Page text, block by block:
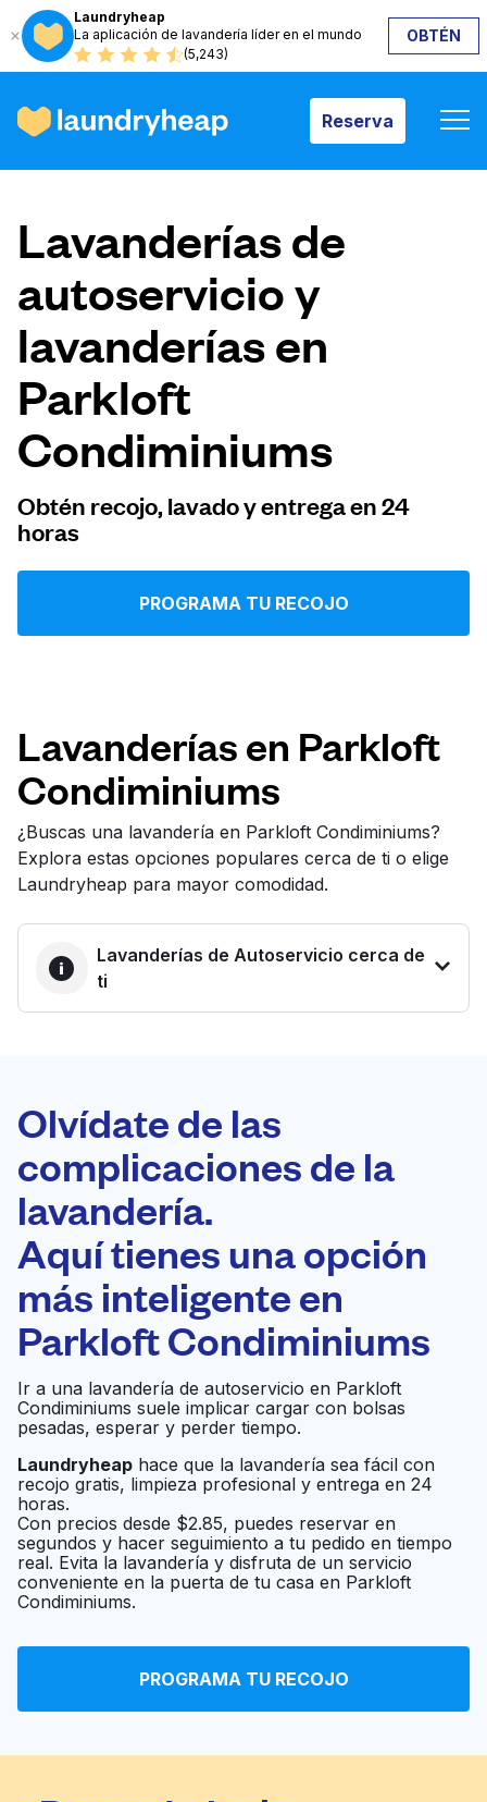
Laundryheap
La aplicación de lavandería líder en el mundo
(5,243)
OBTÉN
Reserva
Reserva
Cómo funciona
Precios y servicios
Quiénes somos
Para las empresas
Iniciar sesión
United States ES
Lavanderías de
autoservicio y
lavanderías en
Parkloft
Condiminiums
Obtén recojo, lavado y entrega en 24
horas
PROGRAMA TU RECOJO
Lavanderías en Parkloft
Condiminiums
¿Buscas una lavandería en Parkloft Condiminiums?
Explora estas opciones populares cerca de ti o elige
Laundryheap para mayor comodidad.
Lavanderías de Autoservicio cerca de
ti
Laundryheap.com
Programa tu recogida
0 min
Recojo y entrega
casa
Abierto 24/7
7th Avenue Cleaners Ir al sitio web
Office Cleaning San
Diego
Ir al sitio web
4th Ave Cleaners Ir al sitio web
Soon Lee Hand
Laundry
Olvídate de las
complicaciones de la
lavandería.
Aquí tienes una opción
más inteligente en
Parkloft Condiminiums
Ir a una lavandería de autoservicio en Parkloft
Condiminiums suele implicar cargar con bolsas
pesadas, esperar y perder tiempo.
Laundryheap hace que la lavandería sea fácil con
recojo gratis, limpieza profesional y entrega en 24
horas.
Con precios desde $2.85, puedes reservar en
segundos y hacer seguimiento a tu pedido en tiempo
real. Evita la lavandería y disfruta de un servicio
conveniente en la puerta de tu casa en Parkloft
Condiminiums.
PROGRAMA TU RECOJO